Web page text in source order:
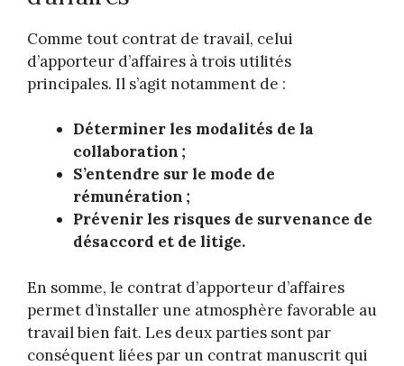
Comme tout contrat de travail, celui
d’apporteur d’affaires à trois utilités
principales. Il s’agit notamment de :
Déterminer les modalités de la
collaboration ;
S’entendre sur le mode de
rémunération ;
Prévenir les risques de survenance de
désaccord et de litige.
En somme, le contrat d’apporteur d’affaires
permet d’installer une atmosphère favorable au
travail bien fait. Les deux parties sont par
conséquent liées par un contrat manuscrit qui